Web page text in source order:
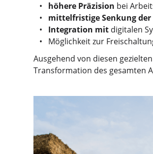
höhere Präzision bei
mittelfristige Senkung
Integration mit digitalen
Möglichkeit zur
Ausgehend von diesen
Transformation des gesamten